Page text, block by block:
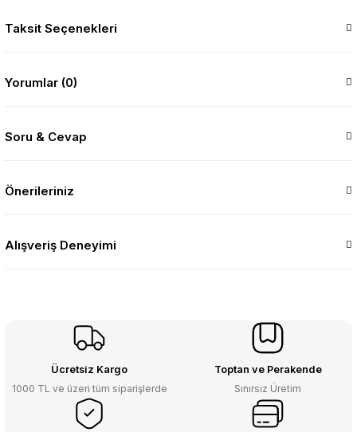
Taksit Seçenekleri
Yorumlar (0)
Soru & Cevap
Önerileriniz
Alışveriş Deneyimi
Ücretsiz Kargo
1000 TL ve üzeri tüm siparişlerde
Toptan ve Perakende
Sınırsız Üretim